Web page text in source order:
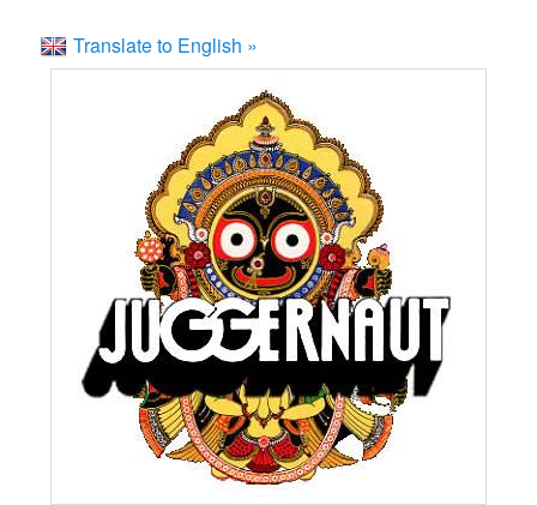
テ
ンTranslate to English »